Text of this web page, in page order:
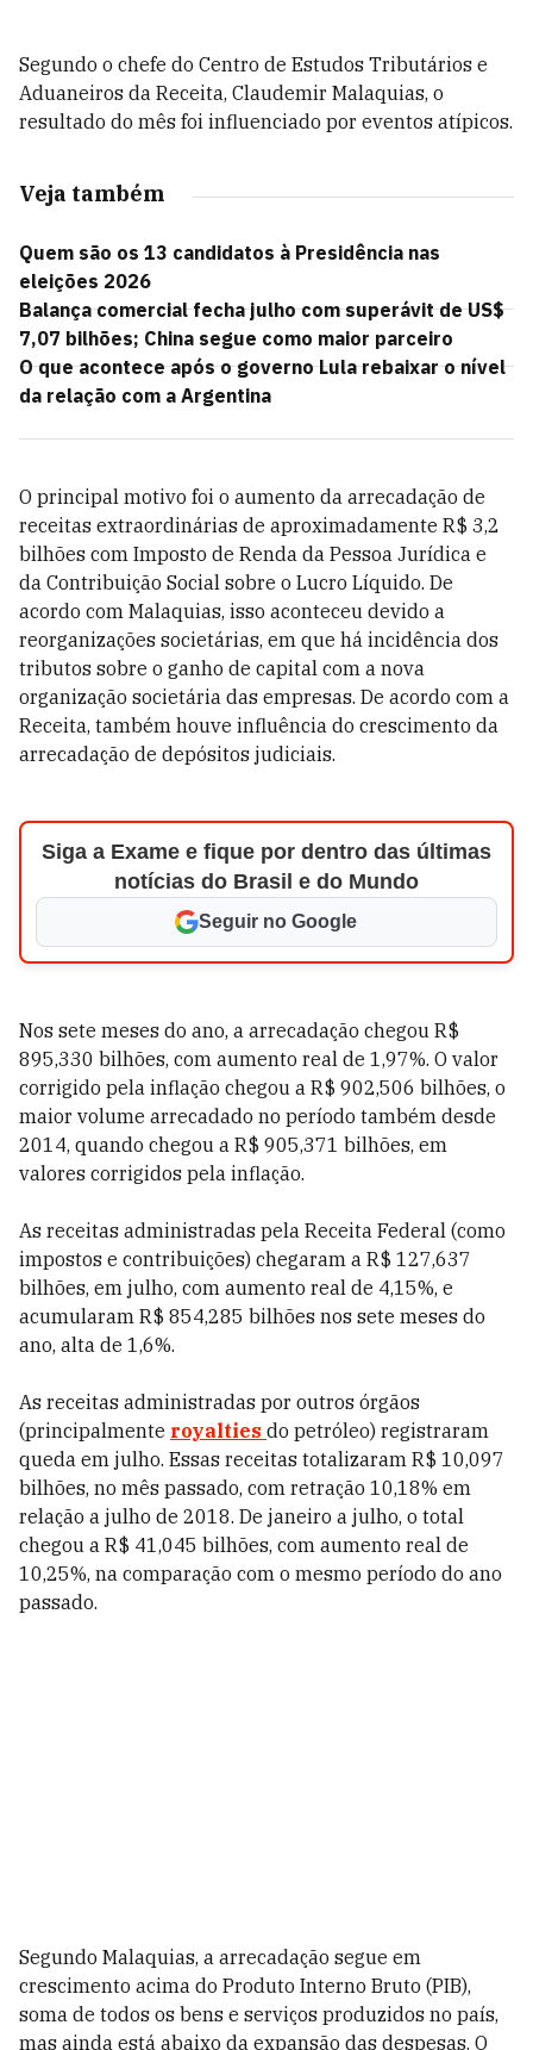
Segundo o chefe do Centro de Estudos Tributários e
Aduaneiros da Receita, Claudemir Malaquias, o
resultado do mês foi influenciado por eventos atípicos.
Veja também
Quem são os 13 candidatos à Presidência nas
eleições 2026
Balança comercial fecha julho com superávit de US$
7,07 bilhões; China segue como maior parceiro
O que acontece após o governo Lula rebaixar o nível
da relação com a Argentina
O principal motivo foi o aumento da arrecadação de
receitas extraordinárias de aproximadamente R$ 3,2
bilhões com Imposto de Renda da Pessoa Jurídica e
da Contribuição Social sobre o Lucro Líquido. De
acordo com Malaquias, isso aconteceu devido a
reorganizações societárias, em que há incidência dos
tributos sobre o ganho de capital com a nova
organização societária das empresas. De acordo com a
Receita, também houve influência do crescimento da
arrecadação de depósitos judiciais.
Siga a Exame e fique por dentro das últimas
notícias do Brasil e do Mundo
Seguir no Google
Nos sete meses do ano, a arrecadação chegou R$
895,330 bilhões, com aumento real de 1,97%. O valor
corrigido pela inflação chegou a R$ 902,506 bilhões, o
maior volume arrecadado no período também desde
2014, quando chegou a R$ 905,371 bilhões, em
valores corrigidos pela inflação.
As receitas administradas pela Receita Federal (como
impostos e contribuições) chegaram a R$ 127,637
bilhões, em julho, com aumento real de 4,15%, e
acumularam R$ 854,285 bilhões nos sete meses do
ano, alta de 1,6%.
As receitas administradas por outros órgãos
(principalmente royalties do petróleo) registraram
queda em julho. Essas receitas totalizaram R$ 10,097
bilhões, no mês passado, com retração 10,18% em
relação a julho de 2018. De janeiro a julho, o total
chegou a R$ 41,045 bilhões, com aumento real de
10,25%, na comparação com o mesmo período do ano
passado.
Segundo Malaquias, a arrecadação segue em
crescimento acima do Produto Interno Bruto (PIB),
soma de todos os bens e serviços produzidos no país,
mas ainda está abaixo da expansão das despesas. O